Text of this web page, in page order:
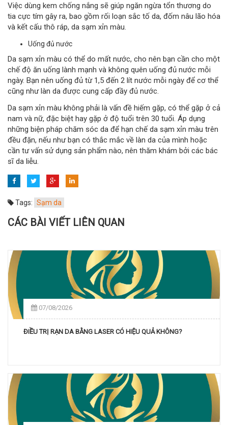
Việc dùng kem chống nắng sẽ giúp ngăn ngừa tổn thương do
tia cực tím gây ra, bao gồm rối loạn sắc tố da, đốm nâu lão hóa
và kết cấu thô ráp, da sạm xỉn màu.
Uống đủ nước
Da sạm xỉn màu có thể do mất nước, cho nên bạn cần cho một
chế độ ăn uống lành mạnh và không quên uống đủ nước mỗi
ngày. Bạn nên uống đủ từ 1,5 đến 2 lít nước mỗi ngày để cơ thể
cũng như làn da được cung cấp đầy đủ nước.
Da sạm xỉn màu không phải là vấn đề hiếm gặp, có thể gặp ở cả
nam và nữ, đặc biệt hay gặp ở độ tuổi trên 30 tuổi. Áp dụng
những biện pháp chăm sóc da để hạn chế da sạm xỉn màu trên
đều đặn, nếu như bạn có thắc mắc về làn da của mình hoặc
cần tư vấn sử dụng sản phẩm nào, nên thăm khám bởi các bác
sĩ da liễu.
Tags: Sạm da
CÁC BÀI VIẾT LIÊN QUAN
07/08/2026
ĐIỀU TRỊ RẠN DA BẰNG LASER CÓ HIỆU QUẢ KHÔNG?